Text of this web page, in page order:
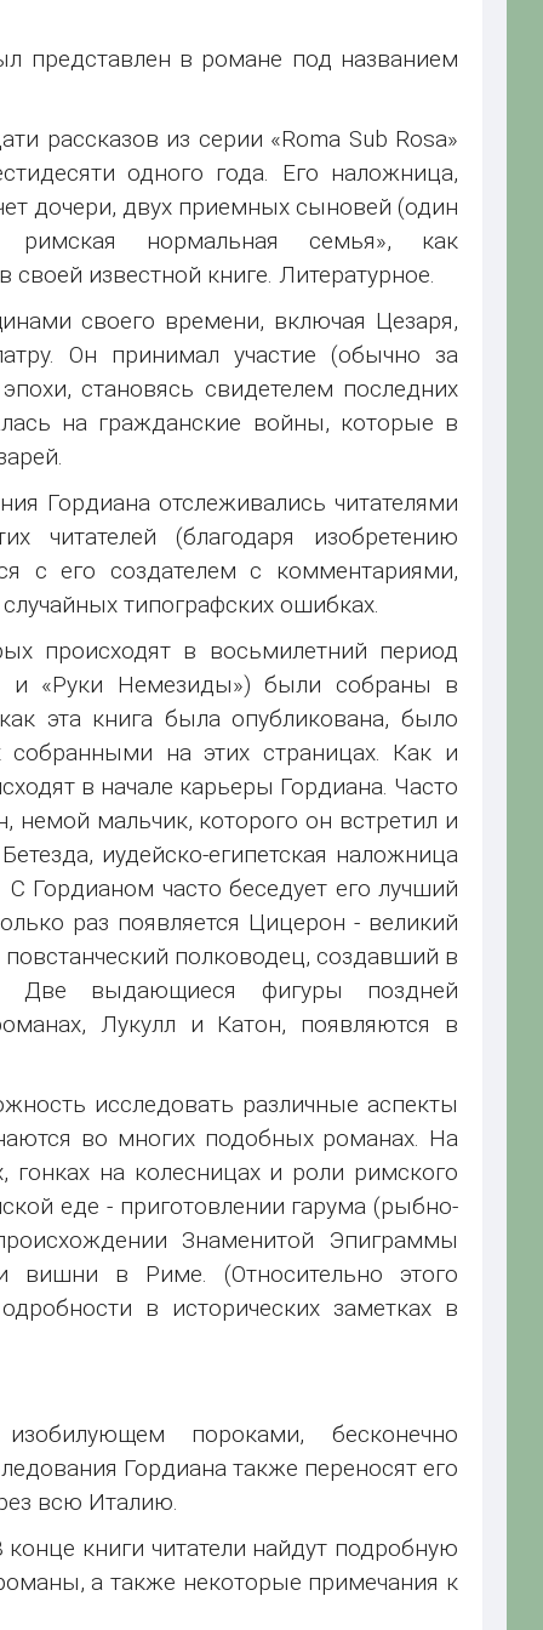
представлен в романе под названием
рассказов из серии «Roma Sub Rosa»
одного года. Его наложница,
дочери, двух приемных сыновей (один
нормальная семья», как
известной книге. Литературное.
своего времени, включая Цезаря,
Он принимал участие (обычно за
становясь свидетелем последних
на гражданские войны, которые в
Гордиана отслеживались читателями
читателей (благодаря изобретению
с его создателем с комментариями,
типографских ошибках.
происходят в восьмилетний период
и «Руки Немезиды») были собраны в
эта книга была опубликована, было
собранными на этих страницах. Как и
в начале карьеры Гордиана. Часто
мальчик, которого он встретил и
иудейско-египетская наложница
Гордианом часто беседует его лучший
раз появляется Цицерон - великий
полководец, создавший в
Две выдающиеся фигуры поздней
Лукулл и Катон, появляются в
исследовать различные аспекты
во многих подобных романах. На
гонках на колесницах и роли римского
еде - приготовлении гарума (рыбно-
Знаменитой Эпиграммы
вишни в Риме. (Относительно этого
в исторических заметках в
пороками, бесконечно
Гордиана также переносят его
всю Италию.
книги читатели найдут подробную
а также некоторые примечания к